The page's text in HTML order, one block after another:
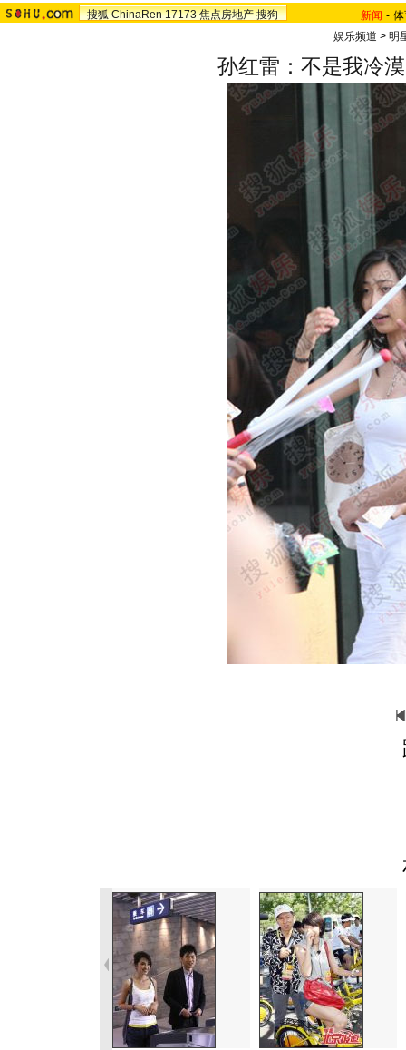
搜狐 ChinaRen 17173 焦点房地产 搜狗 新闻 -
娱乐频道 >明
孙红雷：不是我冷